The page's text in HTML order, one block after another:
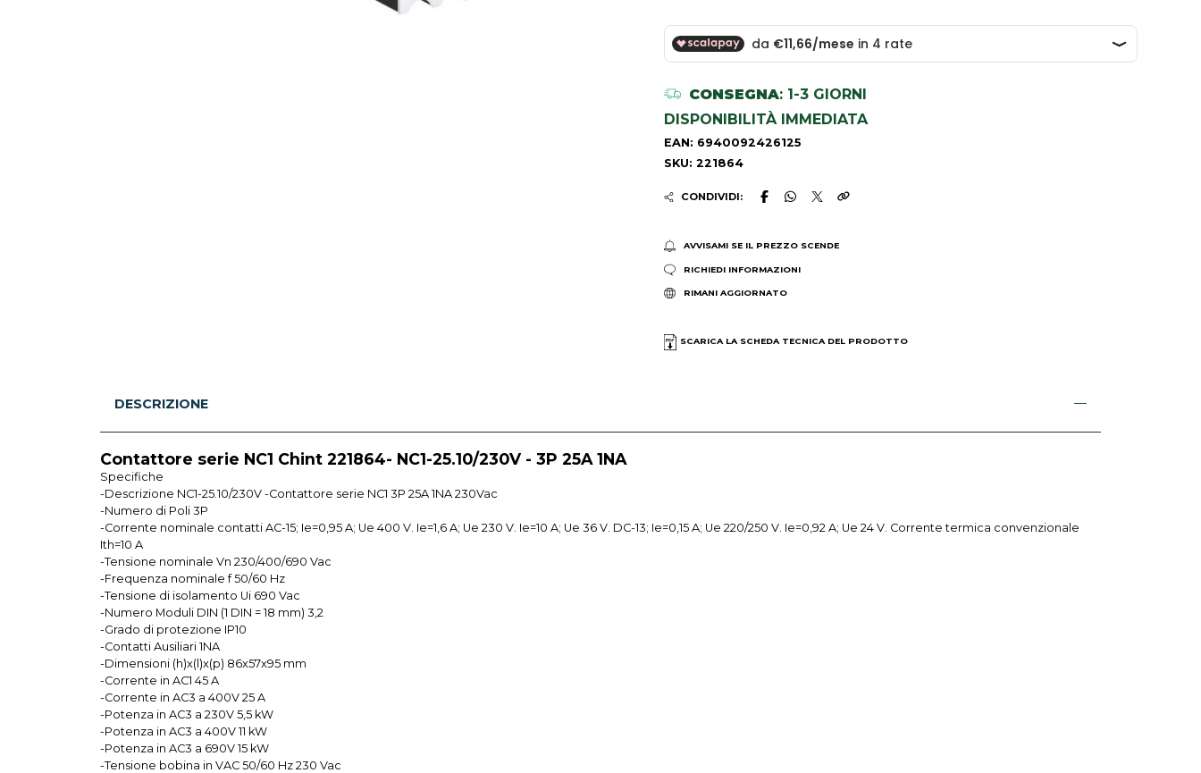
CONSEGNA: 1-3 GIORNI
DISPONIBILITÀ IMMEDIATA
EAN: 6940092426125
SKU: 221864
CONDIVIDI:
AVVISAMI SE IL PREZZO SCENDE
RICHIEDI INFORMAZIONI
RIMANI AGGIORNATO
SCARICA LA SCHEDA TECNICA DEL PRODOTTO
DESCRIZIONE
Contattore serie NC1 Chint 221864- NC1-25.10/230V - 3P 25A 1NA
Specifiche
-Descrizione NC1-25.10/230V -Contattore serie NC1 3P 25A 1NA 230Vac
-Numero di Poli 3P
-Corrente nominale contatti AC-15; Ie=0,95 A; Ue 400 V. Ie=1,6 A; Ue 230 V. Ie=10 A; Ue 36 V. DC-13; Ie=0,15 A; Ue 220/250 V. Ie=0,92 A; Ue 24 V. Corrente termica convenzionale
Ith=10 A
-Tensione nominale Vn 230/400/690 Vac
-Frequenza nominale f 50/60 Hz
-Tensione di isolamento Ui 690 Vac
-Numero Moduli DIN (1 DIN = 18 mm) 3,2
-Grado di protezione IP10
-Contatti Ausiliari 1NA
-Dimensioni (h)x(l)x(p) 86x57x95 mm
-Corrente in AC1 45 A
-Corrente in AC3 a 400V 25 A
-Potenza in AC3 a 230V 5,5 kW
-Potenza in AC3 a 400V 11 kW
-Potenza in AC3 a 690V 15 kW
-Tensione bobina in VAC 50/60 Hz 230 Vac